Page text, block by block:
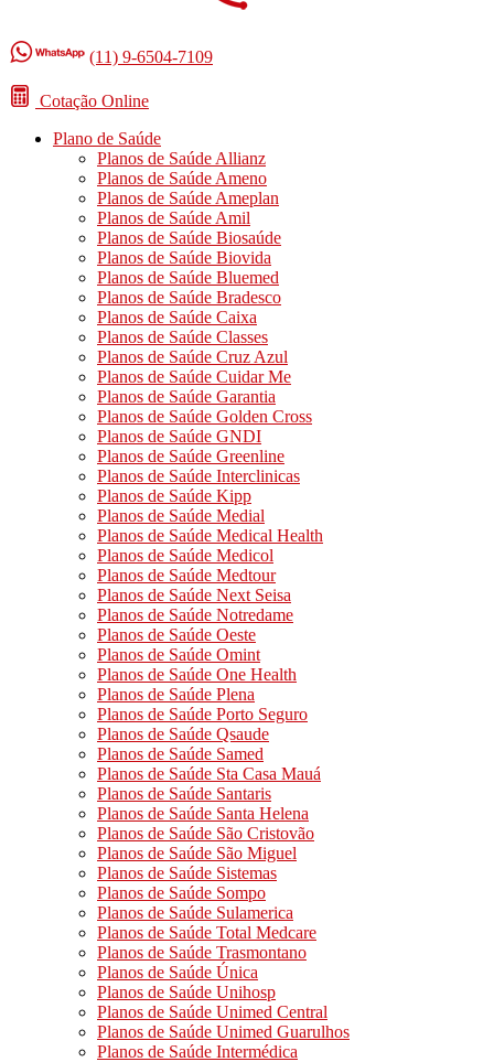
(11) 9-6504-7109
Cotação Online
Plano de Saúde
Planos de Saúde Allianz
Planos de Saúde Ameno
Planos de Saúde Ameplan
Planos de Saúde Amil
Planos de Saúde Biosaúde
Planos de Saúde Biovida
Planos de Saúde Bluemed
Planos de Saúde Bradesco
Planos de Saúde Caixa
Planos de Saúde Classes
Planos de Saúde Cruz Azul
Planos de Saúde Cuidar Me
Planos de Saúde Garantia
Planos de Saúde Golden Cross
Planos de Saúde GNDI
Planos de Saúde Greenline
Planos de Saúde Interclinicas
Planos de Saúde Kipp
Planos de Saúde Medial
Planos de Saúde Medical Health
Planos de Saúde Medicol
Planos de Saúde Medtour
Planos de Saúde Next Seisa
Planos de Saúde Notredame
Planos de Saúde Oeste
Planos de Saúde Omint
Planos de Saúde One Health
Planos de Saúde Plena
Planos de Saúde Porto Seguro
Planos de Saúde Qsaude
Planos de Saúde Samed
Planos de Saúde Sta Casa Mauá
Planos de Saúde Santaris
Planos de Saúde Santa Helena
Planos de Saúde São Cristovão
Planos de Saúde São Miguel
Planos de Saúde Sistemas
Planos de Saúde Sompo
Planos de Saúde Sulamerica
Planos de Saúde Total Medcare
Planos de Saúde Trasmontano
Planos de Saúde Única
Planos de Saúde Unihosp
Planos de Saúde Unimed Central
Planos de Saúde Unimed Guarulhos
Planos de Saúde Intermédica